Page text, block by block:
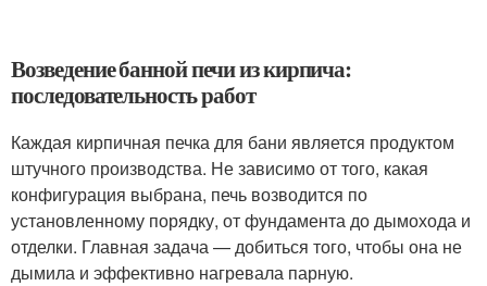
Возведение банной печи из кирпича:
последовательность работ
Каждая кирпичная печка для бани является продуктом
штучного производства. Не зависимо от того, какая
конфигурация выбрана, печь возводится по
установленному порядку, от фундамента до дымохода и
отделки. Главная задача — добиться того, чтобы она не
дымила и эффективно нагревала парную.